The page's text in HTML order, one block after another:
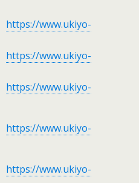
https://www.ukiyo-
https://www.ukiyo-
https://www.ukiyo-
https://www.ukiyo-
https://www.ukiyo-